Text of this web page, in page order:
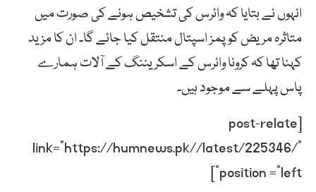
انہوں نے بتایا کہ وائرس کی تشخیص ہونے کی صورت میں
متاثرہ مریض کو پمز اسپتال منتقل کیا جائے گا۔ ان کا مزید
کہنا تھا کہ کرونا وائرس کے اسکریننگ کے آلات ہمارے
پاس پہلے سے موجود ہیں۔
[post-relate
link=”https://humnews.pk//latest/225346/”
position =”left”]